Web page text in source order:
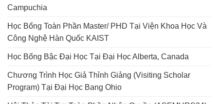
Campuchia
Học Bổng Toàn Phần Master/ PHD Tại Viện Khoa Học Và
Công Nghệ Hàn Quốc KAIST
Học Bổng Bậc Đại Học Tại Đại Học Alberta, Canada
Chương Trình Học Giả Thỉnh Giảng (Visiting Scholar
Program) Tại Đại Học Bang Ohio